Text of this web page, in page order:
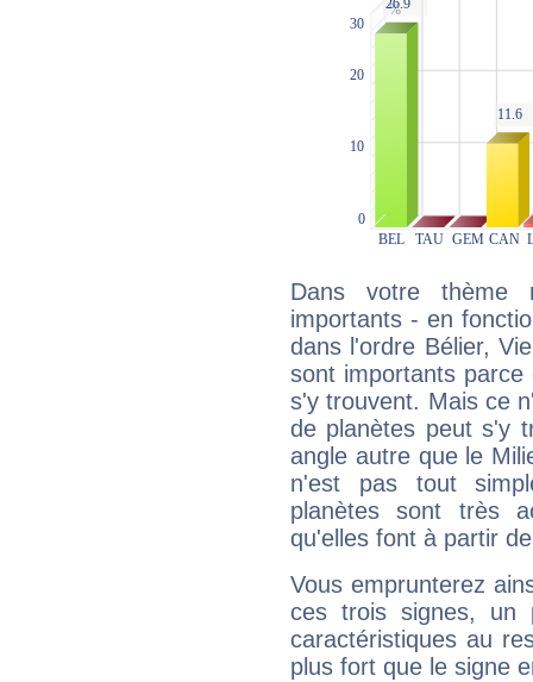
Dans votre thème
importants - en
dans l'ordre Bélier,
sont importants parce
s'y trouvent. Mais ce
de planètes peut s'y
angle autre que le
n'est pas tout
planètes sont très
qu'elles font à partir
Vous emprunterez
ces trois signes, un
caractéristiques au
plus fort que le signe